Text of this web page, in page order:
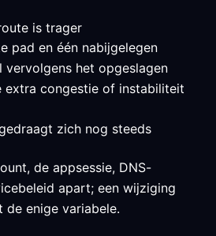
is trager
pad en één nabijgelegen
vervolgens het opgeslagen
extra congestie of instabiliteit
zich nog steeds
de appsessie, DNS-
apart; een wijziging
de enige variabele.